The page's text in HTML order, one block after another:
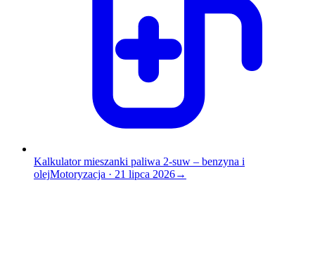
Kalkulator mieszanki paliwa 2-suw – benzyna i
olejMotoryzacja · 21 lipca 2026→